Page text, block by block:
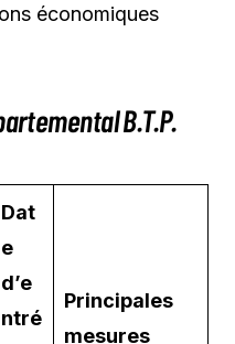
économiques
B.T.P.
Dat
e
d’e
ntré
Principales
mesures